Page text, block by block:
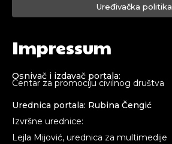
Uređivačka politika
Impressum
Osnivač i izdavač portala:
Centar za promociju civilnog društva
Urednica portala: Rubina Čengić
Izvršne urednice:
Lejla Mijović, urednica za multimedije